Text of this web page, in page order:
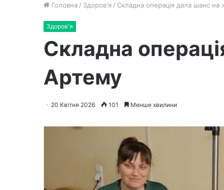
Головна / Здоров'я / Складна операція дала шанс
Здоров'я
Складна
Артему
20 Квітня 2026 101 Менше хвилини